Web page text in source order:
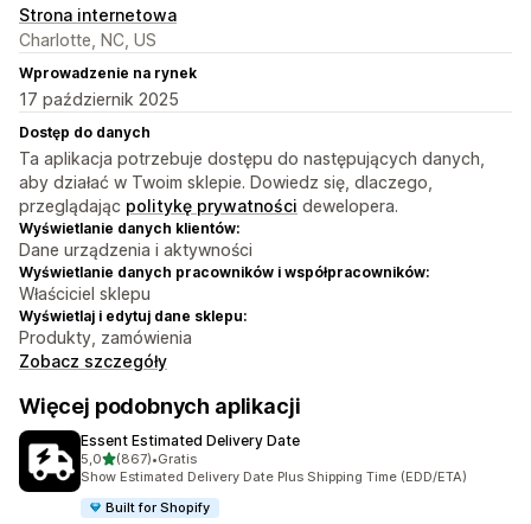
Strona internetowa
Charlotte, NC, US
Wprowadzenie na rynek
17 październik 2025
Dostęp do danych
Ta aplikacja potrzebuje dostępu do następujących danych,
aby działać w Twoim sklepie. Dowiedz się, dlaczego,
przeglądając politykę prywatności dewelopera.
Wyświetlanie danych klientów:
Dane urządzenia i aktywności
Wyświetlanie danych pracowników i współpracowników:
Właściciel sklepu
Wyświetlaj i edytuj dane sklepu:
Produkty, zamówienia
Zobacz szczegóły
Więcej podobnych aplikacji
Essent Estimated Delivery Date
5,0na 5 gwiazdek
(867)
Łączna liczba recenzji: 867
•Gratis
Show Estimated Delivery Date Plus Shipping Time (EDD/ETA)
Built for Shopify